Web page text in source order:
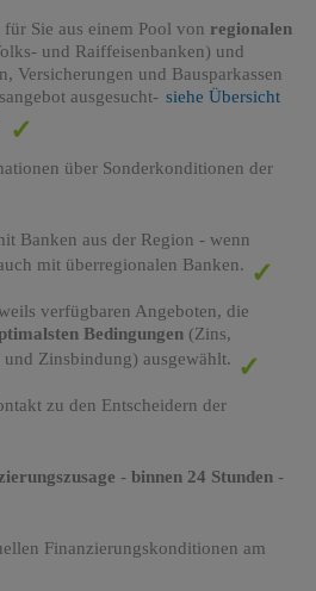
für Sie aus einem Pool von regionalen
und Raiffeisenbanken) und
Versicherungen und Bausparkassen
ausgesucht- siehe Übersicht
über Sonderkonditionen der
Banken aus der Region - wenn
mit überregionalen Banken.
verfügbaren Angeboten, die
Bedingungen(Zins,
Zinsbindung) ausgewählt.
zu den Entscheidern der
- binnen 24 Stunden-
Finanzierungskonditionen am